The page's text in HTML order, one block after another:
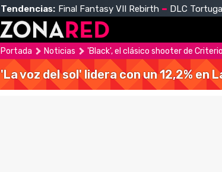
Tendencias: Final Fantasy VII Rebirth DLC
Portada Noticias 'Black', el clásico shooter de
'La voz del sol' lidera con un 12,2% en